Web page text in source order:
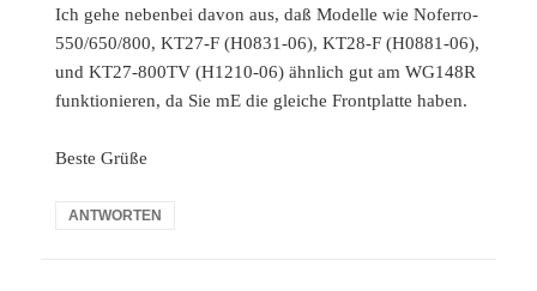
Ich gehe nebenbei davon aus, daß Modelle wie Noferro-
550/650/800, KT27-F (H0831-06), KT28-F (H0881-06),
und KT27-800TV (H1210-06) ähnlich gut am WG148R
funktionieren, da Sie mE die gleiche Frontplatte haben.
Beste Grüße
ANTWORTEN